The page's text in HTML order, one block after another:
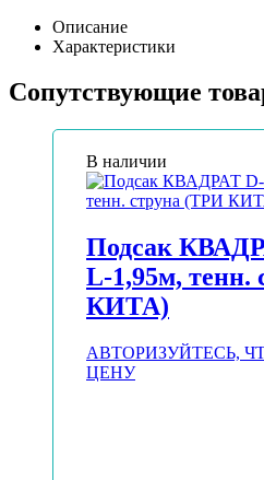
Описание
Характеристики
Сопутствующие
В наличии
Подсак
L-1,95м, тенн.
КИТА)
АВТОРИЗУЙТЕСЬ,
ЦЕНУ